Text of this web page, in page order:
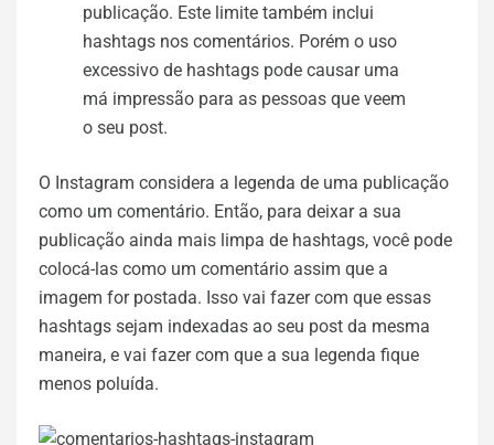
publicação. Este limite também inclui
hashtags nos comentários. Porém o uso
excessivo de hashtags pode causar uma
má impressão para as pessoas que veem
o seu post.
O Instagram considera a legenda de uma publicação
como um comentário. Então, para deixar a sua
publicação ainda mais limpa de hashtags, você pode
colocá-las como um comentário assim que a
imagem for postada. Isso vai fazer com que essas
hashtags sejam indexadas ao seu post da mesma
maneira, e vai fazer com que a sua legenda fique
menos poluída.